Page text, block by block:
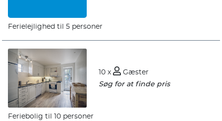
Ferielejlighed til 5 personer
10 x
Gæster
Søg for at finde pris
Feriebolig til 10 personer